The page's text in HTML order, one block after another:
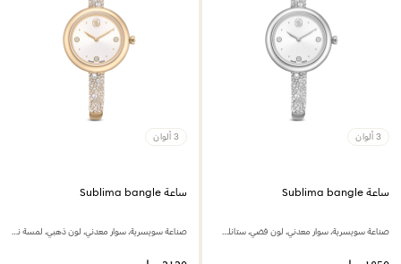
3 ألوان
ساعة Sublima bangle
صناعة سويسرية، سوار معدني، لون فضي، ستانلس ستيل
3 ألوان
ساعة Sublima bangle
صناعة سويسرية، سوار معدني، لون ذهبي، لمسة نهائية بلون ذهبي شامبين